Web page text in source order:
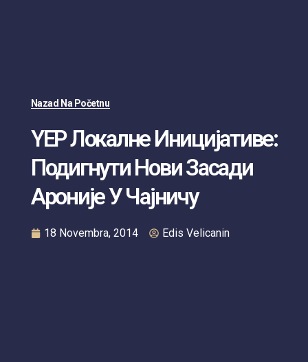
Nazad Na Početnu
YEP Локалне Иницијативе:
Подигнути Нови Засади
Ароније У Чајничу
18 Novembra, 2014 Edis Velicanin